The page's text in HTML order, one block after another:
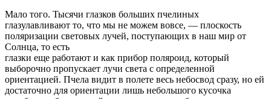
Мало того. Тысячи глазков больших пчелиных
глазулавливают то, что мы не можем вовсе, — плоскость
поляризации световых лучей, поступающих в наш мир от
Солнца, то есть
глазки еще работают и как прибор поляроид, который
выборочно пропускает лучи света с определенной
ориентацией. Пчела видит в полете весь небосвод сразу, но ей
достаточно для ориентации лишь небольшого кусочка